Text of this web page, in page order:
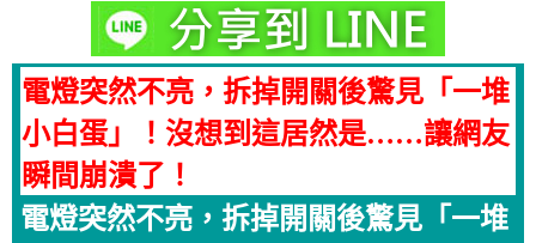
電燈突然不亮，拆掉開關後驚見「一堆
小白蛋」！沒想到這居然是……讓網友
瞬間崩潰了！
電燈突然不亮，拆掉開關後驚見「一堆